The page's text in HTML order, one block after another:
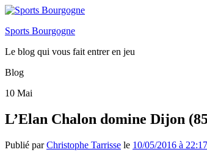
Sports Bourgogne
Le blog qui vous fait entrer en jeu
Blog
10 Mai
L’Elan Chalon domine Dijon
Publié parChristophe Tarrisse le 10/05/2016 à